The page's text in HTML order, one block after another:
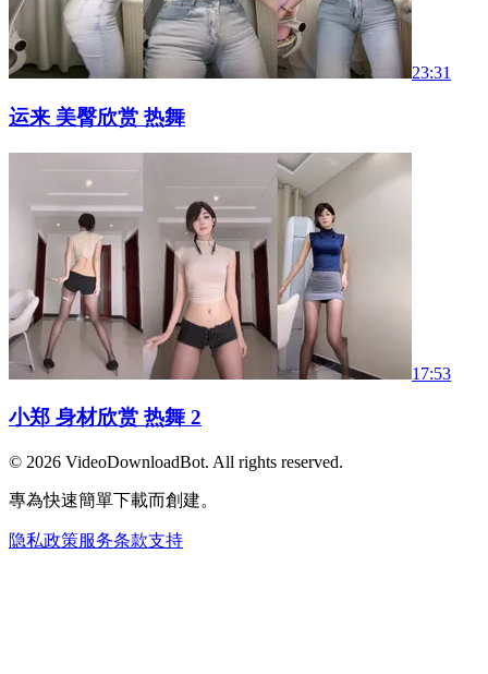
23:31
运来 美臀欣赏 热舞
17:53
小郑 身材欣赏 热舞 2
© 2026 VideoDownloadBot. All rights reserved.
專為快速簡單下載而創建。
隐私政策服务条款支持